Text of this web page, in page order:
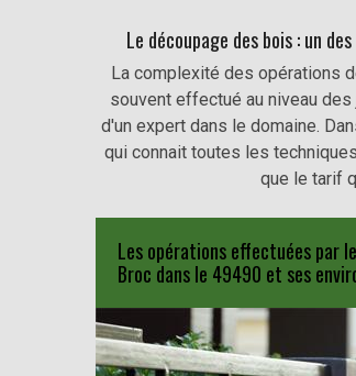
Le découpage des bois : un
La complexité des opérations
souvent effectué au niveau
d'un expert dans le domaine.
qui connait toutes les
que le tarif
Les opérations effectuées par
Broc dans le 49490 et ses